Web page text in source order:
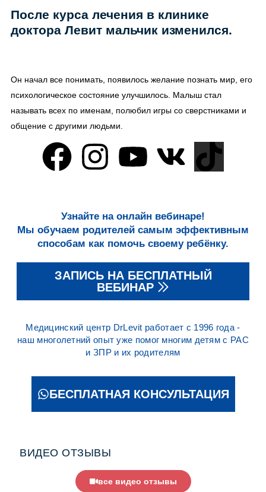
После курса лечения в клинике
доктора Левит мальчик изменился.
Он начал все понимать, появилось желание познать мир, его
психологическое состояние улучшилось. Малыш стал
называть всех по именам, полюбил игры со сверстниками и
общение с другими людьми.
Узнайте на онлайн вебинаре!
Мы обучаем родителей самым эффективным
способам как помочь своему ребёнку.
ЗАПИСЬ НА БЕСПЛАТНЫЙ
ВЕБИНАР
Медицинский центр DrLevit работает с 1996 года -
наш многолетний опыт уже помог многим детям с РАС
и ЗПР и их родителям
БЕСПЛАТНАЯ КОНСУЛЬТАЦИЯ
ВИДЕО ОТЗЫВЫ
все видео отзывы